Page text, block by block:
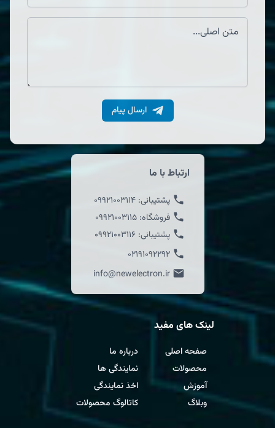
ارسال پیام
ارتباط با ما
پشتیبانی: 09921003114
فروشگاه: 09921003115
پشتیبانی: 09921003116
02191092292
info@newelectron.ir
لینک های مفید
صفحه اصلی
محصولات
آموزش
وبلاگ
درباره ما
نمایندگی ها
اخذ نمایندگی
کاتالوگ محصولات